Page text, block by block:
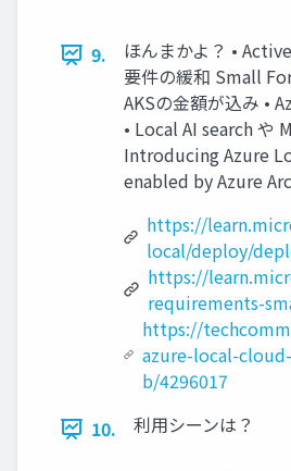
9.
ほんまかよ？ •
要件の緩和 Small
AKSの金額が込み •
• Local AI search や
Introducing Azure
enabled by Azure Arc
https://
local/deploy/
https://
requirements-
https://
azure-local-
b/4296017
10.
利用シーンは？